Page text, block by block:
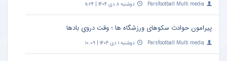
Parsfootball Multi media دوشنبه ۸ دی ۱۴۰۴ | ۱۱:۲۴
پیرامون حوادث سکوهای ورزشگاه ها ؛ وقت درویِ بادها
Parsfootball Multi media دوشنبه ۱ دی ۱۴۰۴ | ۱۰:۰۹